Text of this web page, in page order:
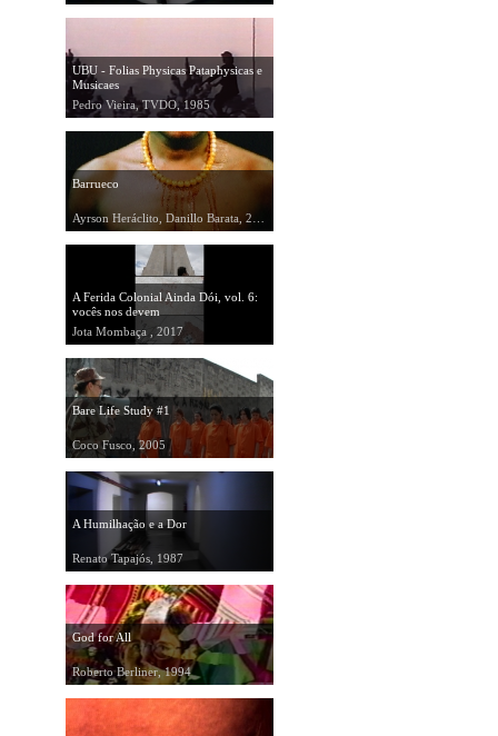
UBU - Folias Physicas Pataphysicas e
Musicaes
Pedro Vieira, TVDO, 1985
Barrueco
A Ferida Colonial Ainda Dói, vol. 6:
vocês nos devem
Jota Mombaça , 2017
Bare Life Study #1
Coco Fusco, 2005
A Humilhação e a Dor
Renato Tapajós, 1987
God for All
Roberto Berliner, 1994